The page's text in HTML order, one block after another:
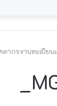
กรงานทะเบียน